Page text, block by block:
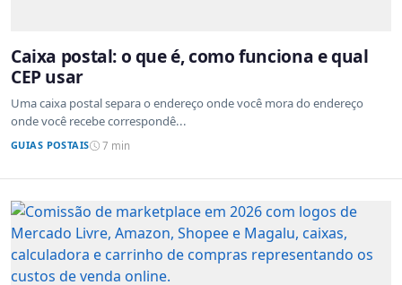
Caixa postal: o que é, como funciona e qual
CEP usar
Uma caixa postal separa o endereço onde você mora do endereço
onde você recebe correspondê...
GUIAS POSTAIS 7 min